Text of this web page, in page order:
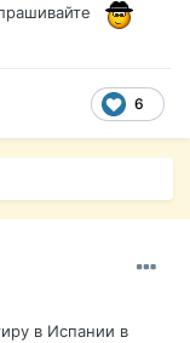
6
в Испании в